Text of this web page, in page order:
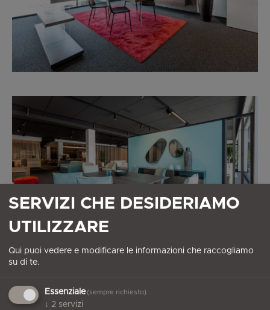
SERVIZI CHE DESIDERIAMO
UTILIZZARE
Qui puoi vedere e modificare le informazioni che raccogliamo
su di te.
Essenziale (sempre richiesto)
↓ 2 servizi